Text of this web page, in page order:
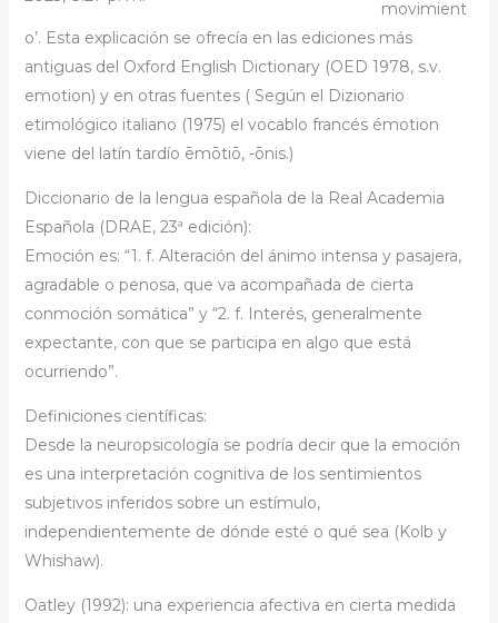
movimient
o’. Esta explicación se ofrecía en las ediciones más
antiguas del Oxford English Dictionary (OED 1978, s.v.
emotion) y en otras fuentes ( Según el Dizionario
etimológico italiano (1975) el vocablo francés émotion
viene del latín tardío ēmōtiō, -ōnis.)
Diccionario de la lengua española de la Real Academia
Española (DRAE, 23ª edición):
Emoción es: “1. f. Alteración del ánimo intensa y pasajera,
agradable o penosa, que va acompañada de cierta
conmoción somática” y “2. f. Interés, generalmente
expectante, con que se participa en algo que está
ocurriendo”.
Definiciones científicas:
Desde la neuropsicología se podría decir que la emoción
es una interpretación cognitiva de los sentimientos
subjetivos inferidos sobre un estímulo,
independientemente de dónde esté o qué sea (Kolb y
Whishaw).
Oatley (1992): una experiencia afectiva en cierta medida